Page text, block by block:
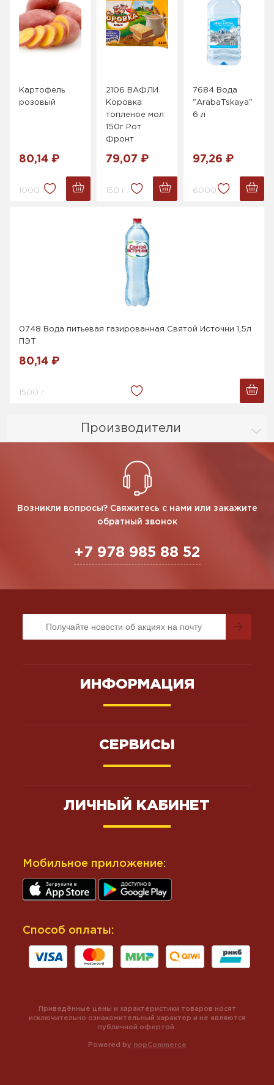
Производители
Картофель
розовый
80,14 ₽
1000 г.
2106 ВАФЛИ
Коровка
топленое мол
150г Рот
Фронт
79,07 ₽
150 г.
7684 Вода
"ArabaTskaya"
6 л
97,26 ₽
6000 г.
0748 Вода питьевая газированная Святой Источни 1,5л
ПЭТ
80,14 ₽
1500 г.
Возникли вопросы? Свяжитесь с нами или закажите
обратный звонок
+7 978 985 88 52
ИНФОРМАЦИЯ
СЕРВИСЫ
ЛИЧНЫЙ КАБИНЕТ
Мобильное приложение:
Способ оплаты:
Powered by nopCommerce
Приведённые цены и характеристики товаров носят
исключительно ознакомительный характер и не являются
публичной офертой.